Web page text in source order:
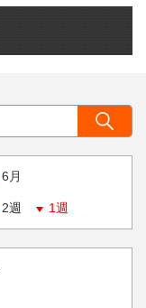
6月
2週 1週